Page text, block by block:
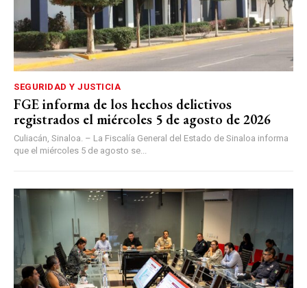
SEGURIDAD Y JUSTICIA
FGE informa de los hechos delictivos
registrados el miércoles 5 de agosto de 2026
Culiacán, Sinaloa. – La Fiscalía General del Estado de Sinaloa informa
que el miércoles 5 de agosto se...